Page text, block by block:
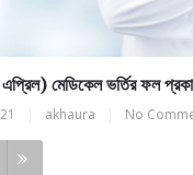
এপ্রিল) মেডিকেল ভর্তির ফল
akhaura No